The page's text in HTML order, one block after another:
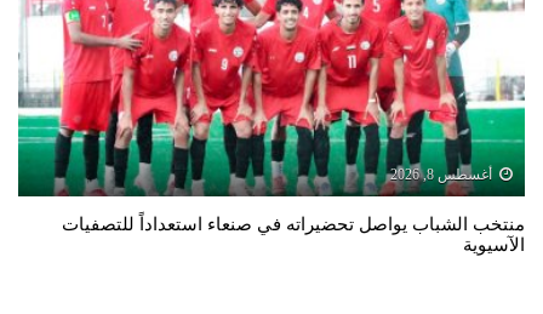
أغسطس 8, 2026
منتخب الشباب يواصل تحضيراته في صنعاء استعداداً للتصفيات
الآسيوية